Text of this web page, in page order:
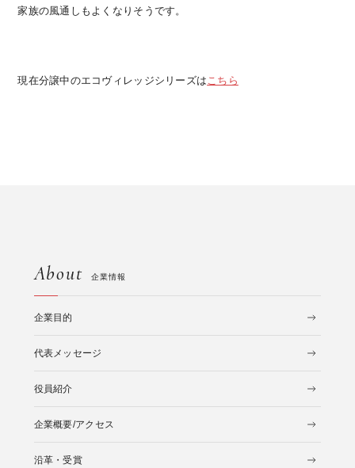
家族の風通しもよくなりそうです。
現在分譲中のエコヴィレッジシリーズは こちら
About 企業情報
企業目的
代表メッセージ
役員紹介
企業概要/アクセス
沿革・受賞